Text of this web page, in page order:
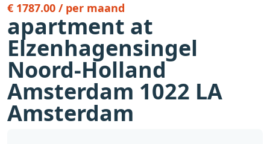
€ 1787.00 / per maand
apartment at
Elzenhagensingel
Noord-Holland
Amsterdam 1022 LA
Amsterdam